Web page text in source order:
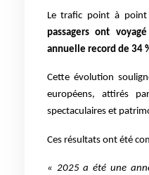
Le trafic point à point
passagers ont
annuelle record de 34
Cette évolution
européens, attirés
spectaculaires et
Ces résultats ont été
« 2025 a été une